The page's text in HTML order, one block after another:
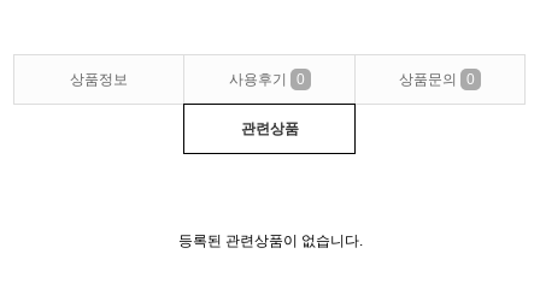
상품정보 사용후기 0 상품문의 0
관련상품
등록된 관련상품이 없습니다.